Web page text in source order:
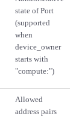
state of Port
(supported
when
device_owner
starts with
"compute:")
Allowed
address pairs